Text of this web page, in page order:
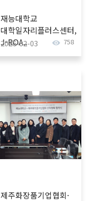
재능대학교
대학일자리플러스센터,
J-ROA..
2026-02-03 758
제주화장품기업협회·